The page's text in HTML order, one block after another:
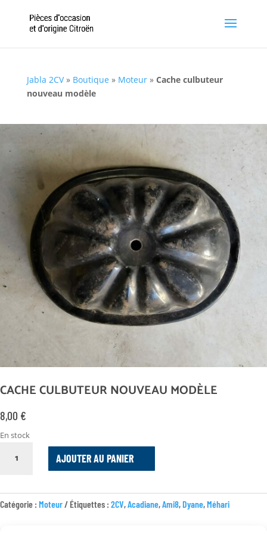
Jabla 2CV» Boutique » Moteur» Cache culbuteur
nouveau modèle
CACHE CULBUTEUR NOUVEAU MODÈLE
8,00 €
En stock
NOUVEAU
AJOUTER AU PANIER
Catégorie : Moteur Étiquettes : 2CV,Acadiane,Ami8,Dyane,Méhari